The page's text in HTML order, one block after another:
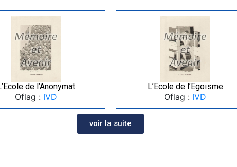
de l’Anonymat
Oflag : IVD
L’Ecole de l’Egoïsme
Oflag : IVD
voir la suite